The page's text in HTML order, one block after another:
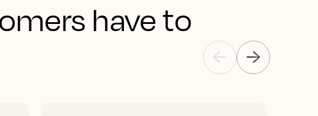
have to